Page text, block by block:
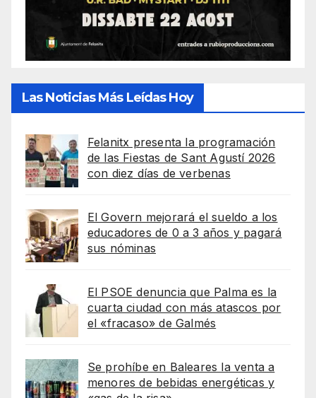
Las Noticias Más Leídas Hoy
Felanitx presenta la programación
de las Fiestas de Sant Agustí 2026
con diez días de verbenas
El Govern mejorará el sueldo a los
educadores de 0 a 3 años y pagará
sus nóminas
El PSOE denuncia que Palma es la
cuarta ciudad con más atascos por
el «fracaso» de Galmés
Se prohíbe en Baleares la venta a
menores de bebidas energéticas y